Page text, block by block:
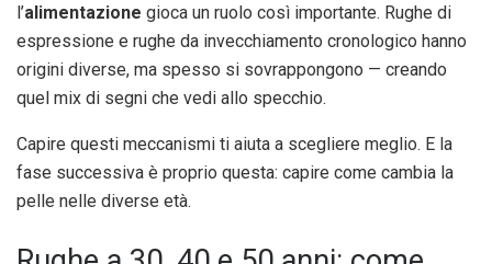
l’alimentazione gioca un ruolo così importante. Rughe di
espressione e rughe da invecchiamento cronologico hanno
origini diverse, ma spesso si sovrappongono — creando
quel mix di segni che vedi allo specchio.
Capire questi meccanismi ti aiuta a scegliere meglio. E la
fase successiva è proprio questa: capire come cambia la
pelle nelle diverse età.